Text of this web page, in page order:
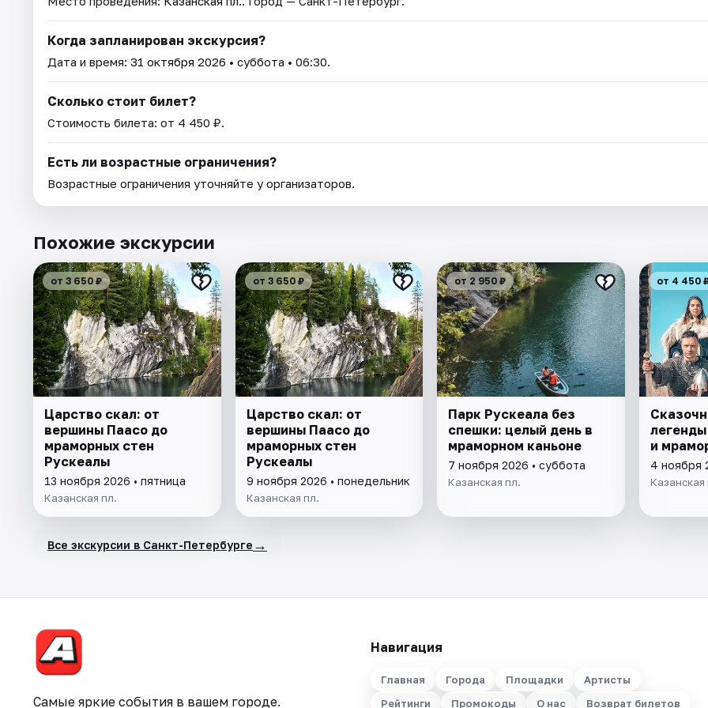
Когда запланирован экскурсия?
Дата и время: 31 октября 2026 • суббота • 06:30.
Сколько стоит билет?
Стоимость билета: от 4 450 ₽.
Есть ли возрастные ограничения?
Возрастные ограничения уточняйте у организаторов.
Похожие экскурсии
от 3 650 ₽
Царство скал: от
вершины Паасо до
мраморных стен
Рускеалы
13 ноября 2026 • пятница
Казанская пл.
от 3 650 ₽
Царство скал: от
вершины Паасо до
мраморных стен
Рускеалы
9 ноября 2026 • понедельник
Казанская пл.
от 2 950 ₽
Парк Рускеала без
спешки: целый день в
мраморном каньоне
7 ноября 2026 • суббота
Казанская пл.
от 4 450
и
4 ноября
Казанская
Все экскурсии в Санкт-Петербурге →
Самые яркие события в вашем городе.
Навигация
Главная Города Площадки
Артисты
Рейтинги
Промокоды О нас Возврат билетов